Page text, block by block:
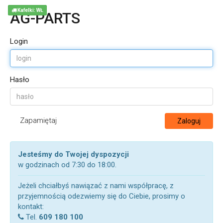
AG-PARTS
Login
Hasło
Zapamiętaj Zaloguj
Jesteśmy do Twojej dyspozycji
w godzinach od 7:30 do 18:00.
Jeżeli chciałbyś nawiązać z nami współpracę, z
przyjemnością odezwiemy się do Ciebie, prosimy o
kontakt:
Tel. 609 180 100
Kafelki: WŁ